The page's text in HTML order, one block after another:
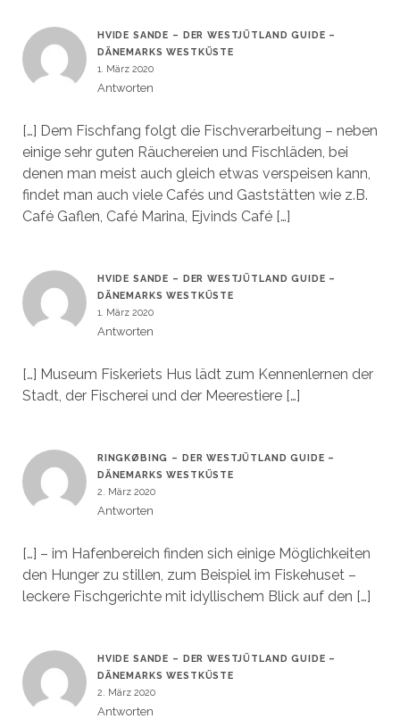
HVIDE SANDE – DER WESTJÜTLAND GUIDE –
DÄNEMARKS WESTKÜSTE
1. März 2020
Antworten
[…] Dem Fischfang folgt die Fischverarbeitung – neben
einige sehr guten Räuchereien und Fischläden, bei
denen man meist auch gleich etwas verspeisen kann,
findet man auch viele Cafés und Gaststätten wie z.B.
Café Gaflen, Café Marina, Ejvinds Café […]
HVIDE SANDE – DER WESTJÜTLAND GUIDE –
DÄNEMARKS WESTKÜSTE
1. März 2020
Antworten
[…] Museum Fiskeriets Hus lädt zum Kennenlernen der
Stadt, der Fischerei und der Meerestiere […]
RINGKØBING – DER WESTJÜTLAND GUIDE –
DÄNEMARKS WESTKÜSTE
2. März 2020
Antworten
[…] – im Hafenbereich finden sich einige Möglichkeiten
den Hunger zu stillen, zum Beispiel im Fiskehuset –
leckere Fischgerichte mit idyllischem Blick auf den […]
HVIDE SANDE – DER WESTJÜTLAND GUIDE –
DÄNEMARKS WESTKÜSTE
2. März 2020
Antworten